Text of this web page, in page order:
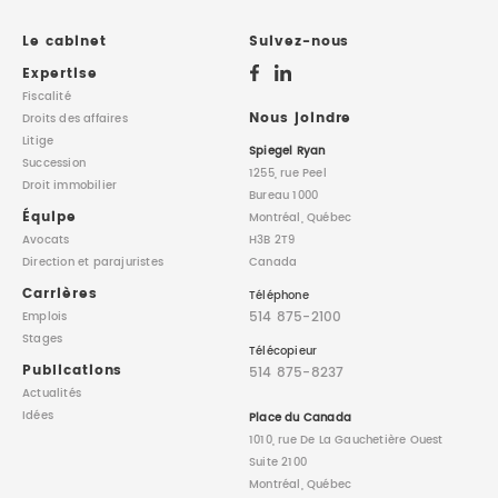
PROPRIÉTÉ INTELLECTUELLE
DROIT DE LA FAMILLE
Le cabinet
Expertise
Fiscalité
Droits des affaires
Litige
Succession
Droit immobilier
Équipe
Avocats
Directionet parajuristes
Carrières
Emplois
Stages
Publications
Actualités
Idées
Suivez-nous
Nous joindre
Spiegel Ryan
1255, rue Peel
Bureau 1000
Montréal, Québec
H3B 2T9
Canada
Téléphone
514 875-2100
Télécopieur
514 875-8237
Place du Canada
1010, rue De La Gauchetière Ouest
Suite 2100
Montréal, Québec